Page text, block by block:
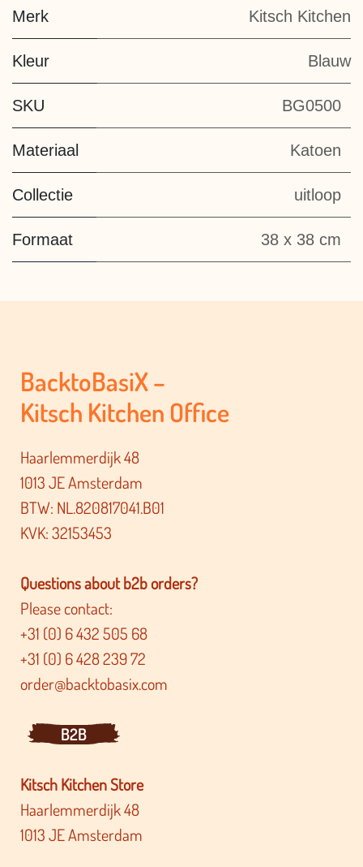
Merk Kitsch Kitchen
Kleur Blauw
SKU BG0500
Materiaal Katoen
Collectie uitloop
Formaat 38 x 38 cm
BacktoBasiX –
Kitsch Kitchen Office
Haarlemmerdijk 48
1013 JE Amsterdam
BTW: NL.820817041.B01
KVK: 32153453
Questions about b2b orders?
Please contact:
+31 (0) 6 432 505 68
+31 (0) 6 428 239 72
order@backtobasix.com
B2B
Kitsch Kitchen Store
Haarlemmerdijk 48
1013 JE Amsterdam